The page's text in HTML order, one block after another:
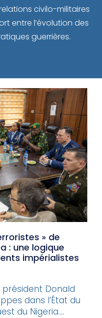
civilo-militaires
entre l’évolution des
guerrières.
» de
: une logique
impérialistes
président Donald
dans l’État du
du Nigeria....